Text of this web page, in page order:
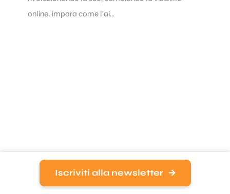
online. impara come l'ai…
La nuova frontiera della visibilità: farsi
trovare dalle risposte delle intelligenze
artificiali
Iscriviti alla newsletter